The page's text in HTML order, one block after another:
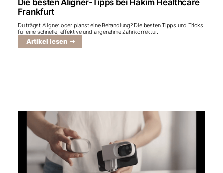
Die besten Aligner-Tipps bei Hakim Healthcare
Frankfurt
Du trägst Aligner oder planst eine Behandlung? Die besten Tipps und Tricks
für eine schnelle, effektive und angenehme Zahnkorrektur.
Artikel lesen